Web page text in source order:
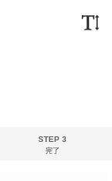
STEP 3
完了